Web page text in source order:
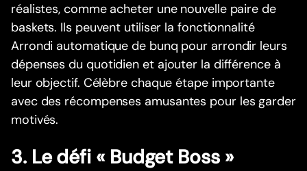
réalistes, comme acheter une nouvelle paire de
baskets. Ils peuvent utiliser la fonctionnalité
Arrondi automatique de bunq pour arrondir leurs
dépenses du quotidien et ajouter la différence à
leur objectif. Célèbre chaque étape importante
avec des récompenses amusantes pour les garder
motivés.
3. Le défi « Budget Boss »